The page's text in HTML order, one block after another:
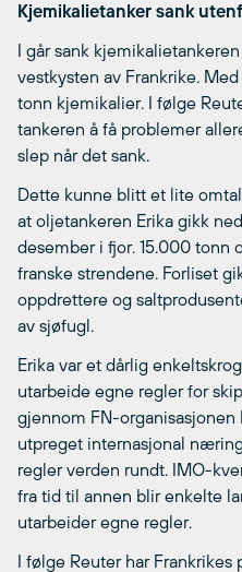
Kjemikalietanker sank
I går sank
vestkysten av Frankrike.
tonn kjemikalier. I følge
tankeren å få problemer
slep når det sank.
Dette kunne blitt et lite
at oljetankeren Erika gikk
desember i fjor. 15.000 tonn
franske strendene. Forliset
oppdrettere og
av sjøfugl.
Erika var et dårlig
utarbeide egne regler for
gjennom FN-organisasjonen
utpreget internasjonal
regler verden rundt. IMO-
fra tid til annen blir enkelte
utarbeider egne regler.
I følge Reuter har Frankrikes